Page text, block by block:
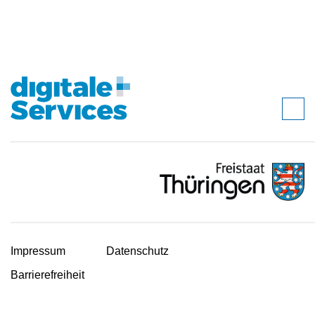
Impressum
Datenschutz
Barrierefreiheit